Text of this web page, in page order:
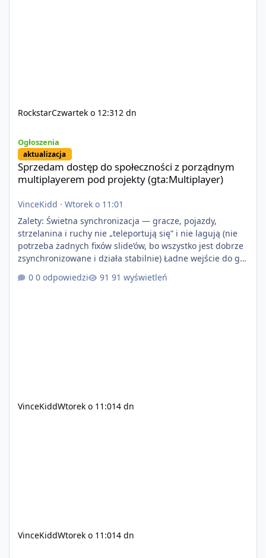
RockstarCzwartek o 12:312 dn
Ogłoszenia
aktualizacja
Sprzedam dostęp do społeczności z porządnym
multiplayerem pod projekty (gta:Multiplayer)
VinceKidd · Wtorek o 11:01
Zalety: Świetna synchronizacja — gracze, pojazdy,
strzelanina i ruchy nie „teleportują się” i nie lagują (nie
potrzeba żadnych fixów slide’ów, bo wszystko jest dobrze
zsynchronizowane i działa stabilnie) Ładne wejście do gry
+ solidny antycheat na poziomie multiplayera Wygodne
pisanie własnych modów i skryptów (wsparcie C# / JS /
0 odpowiedzi 91 wyświetleń
VinceKiddWtorek o 11:014 dn
VinceKiddWtorek o 11:014 dn